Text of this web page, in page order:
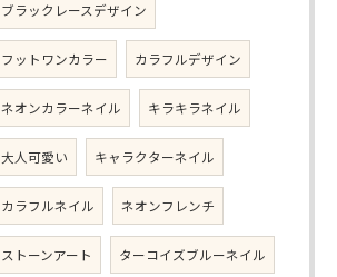
ブラックレースデザイン
フットワンカラー カラフルデザイン
ネオンカラーネイル キラキラネイル
大人可愛い キャラクターネイル
カラフルネイル ネオンフレンチ
ストーンアート ターコイズブルーネイル